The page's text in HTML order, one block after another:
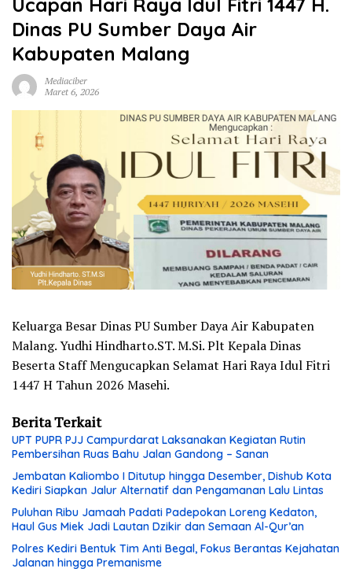
Ucapan Hari Raya Idul Fitri 1447 H.
Dinas PU Sumber Daya Air
Kabupaten Malang
Mediaciber
Maret 6, 2026
Keluarga Besar Dinas PU Sumber Daya Air Kabupaten
Malang. Yudhi Hindharto.ST. M.Si. Plt Kepala Dinas
Beserta Staff Mengucapkan Selamat Hari Raya Idul Fitri
1447 H Tahun 2026 Masehi.
Berita Terkait
UPT PUPR PJJ Campurdarat Laksanakan Kegiatan Rutin
Pembersihan Ruas Bahu Jalan Gandong – Sanan
Jembatan Kaliombo I Ditutup hingga Desember, Dishub Kota
Kediri Siapkan Jalur Alternatif dan Pengamanan Lalu Lintas
Puluhan Ribu Jamaah Padati Padepokan Loreng Kedaton,
Haul Gus Miek Jadi Lautan Dzikir dan Semaan Al-Qur’an
Polres Kediri Bentuk Tim Anti Begal, Fokus Berantas Kejahatan
Jalanan hingga Premanisme